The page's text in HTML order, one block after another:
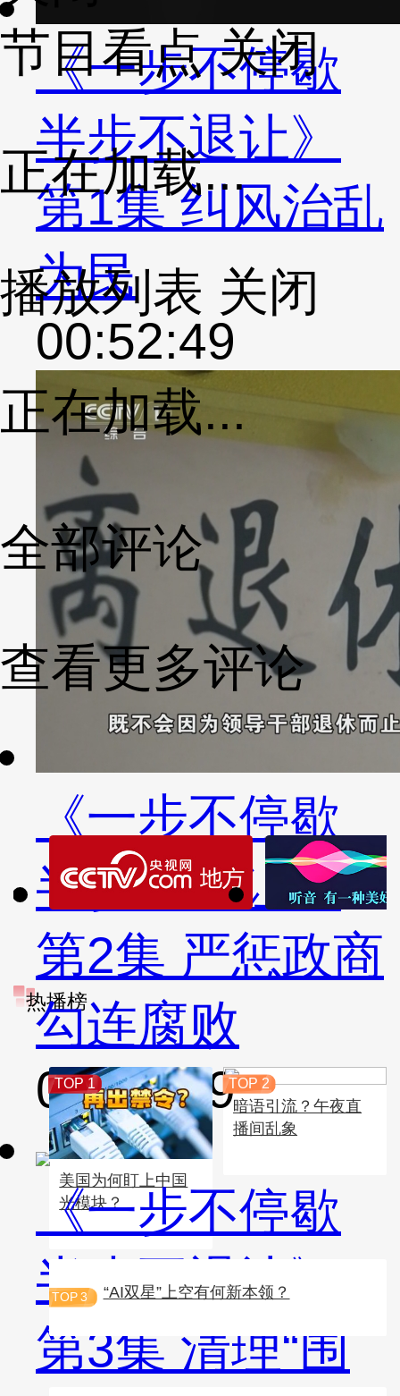
《一步不停歇
半步不退让》
第1集 纠风治乱
为民
00:52:49
《一步不停歇
半步不退让》
第2集 严惩政商
勾连腐败
00:53:49
《一步不停歇
半步不退让》
第3集 清理“围
节目看点 关闭
正在加载...
播放列表 关闭
正在加载...
全部评论
查看更多评论
热播榜
TOP 1
美国为何盯上中国
光模块？
TOP 2
暗语引流？午夜直
播间乱象
TOP 3 “AI双星”上空有何新本领？